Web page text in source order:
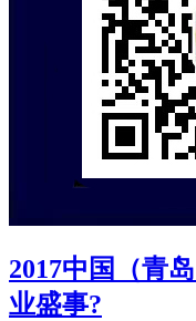
2017中国（青
业盛事?